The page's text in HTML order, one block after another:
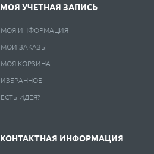
МОЯ УЧЕТНАЯ ЗАПИСЬ
МОЯ ИНФОРМАЦИЯ
МОИ ЗАКАЗЫ
МОЯ КОРЗИНА
ИЗБРАННОЕ
ЕСТЬ ИДЕЯ?
КОНТАКТНАЯ ИНФОРМАЦИЯ